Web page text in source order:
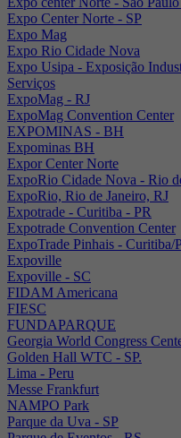
Expo Center Norte - SP
Expo Mag
Expo Rio Cidade Nova
Expo Usipa - Exposição
Serviços
ExpoMag - RJ
ExpoMag Convention Center
EXPOMINAS - BH
Expominas BH
Expor Center Norte
ExpoRio Cidade Nova - Rio
ExpoRio, Rio de Janeiro, RJ
Expotrade - Curitiba - PR
Expotrade Convention Center
ExpoTrade Pinhais - Curitiba/
Expoville
Expoville - SC
FIDAM Americana
FIESC
FUNDAPARQUE
Georgia World Congress
Golden Hall WTC - SP.
Lima - Peru
Messe Frankfurt
NAMPO Park
Parque da Uva - SP